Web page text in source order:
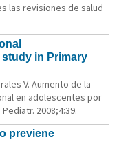
las revisiones de salud
in Primary
V. Aumento de la
en adolescentes por
2008;4:39.
previene